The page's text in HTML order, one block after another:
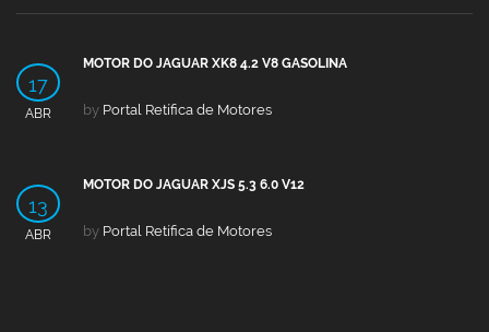
17
ABR
MOTOR DO JAGUAR XK8 4.2 V8 GASOLINA
by Portal Retífica de Motores
13
ABR
MOTOR DO JAGUAR XJS 5.3 6.0 V12
by Portal Retífica de Motores